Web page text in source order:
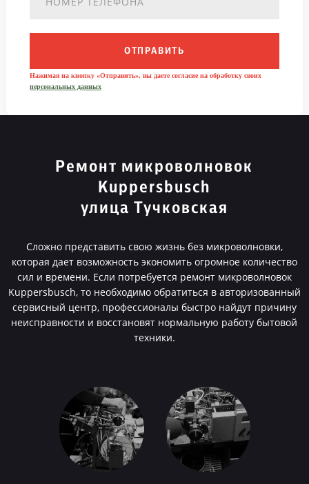
ОТПРАВИТЬ
Нажимая на кнопку «Отправить», вы даете согласие на обработку своих
персональных данных
Ремонт микроволновок
Kuppersbusch
улица Тучковская
Сложно представить свою жизнь без микроволновки,
которая дает возможность экономить огромное количество
сил и времени. Если потребуется ремонт микроволновок
Kuppersbusch, то необходимо обратиться в авторизованный
сервисный центр, профессионалы быстро найдут причину
неисправности и восстановят нормальную работу бытовой
техники.